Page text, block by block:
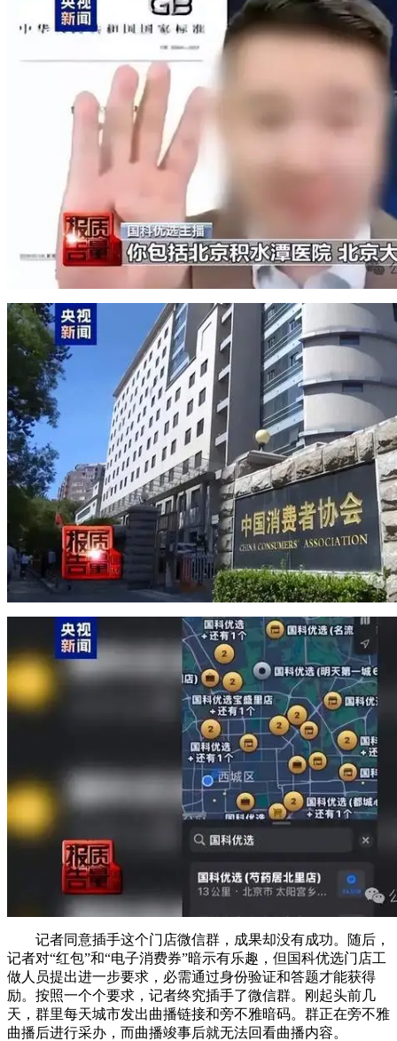
记者同意插手这个门店微信群，成果却没有成功。随后，
记者对“红包”和“电子消费券”暗示有乐趣，但国科优选门店工
做人员提出进一步要求，必需通过身份验证和答题才能获得
励。按照一个个要求，记者终究插手了微信群。刚起头前几
天，群里每天城市发出曲播链接和旁不雅暗码。群正在旁不雅
曲播后进行采办，而曲播竣事后就无法回看曲播内容。